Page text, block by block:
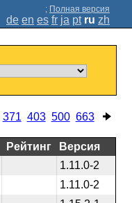
; Полная версия
de en es fr ja pt ru zh
371 403 500 663
Рейтинг
Версия
1.11.0-2
1.11.0-2